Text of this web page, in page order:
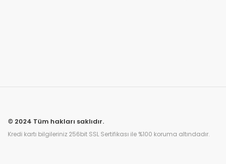
© 2024 Tüm hakları saklıdır.
Kredi kartı bilgileriniz 256bit SSL Sertifikası ile %100 koruma altındadır.